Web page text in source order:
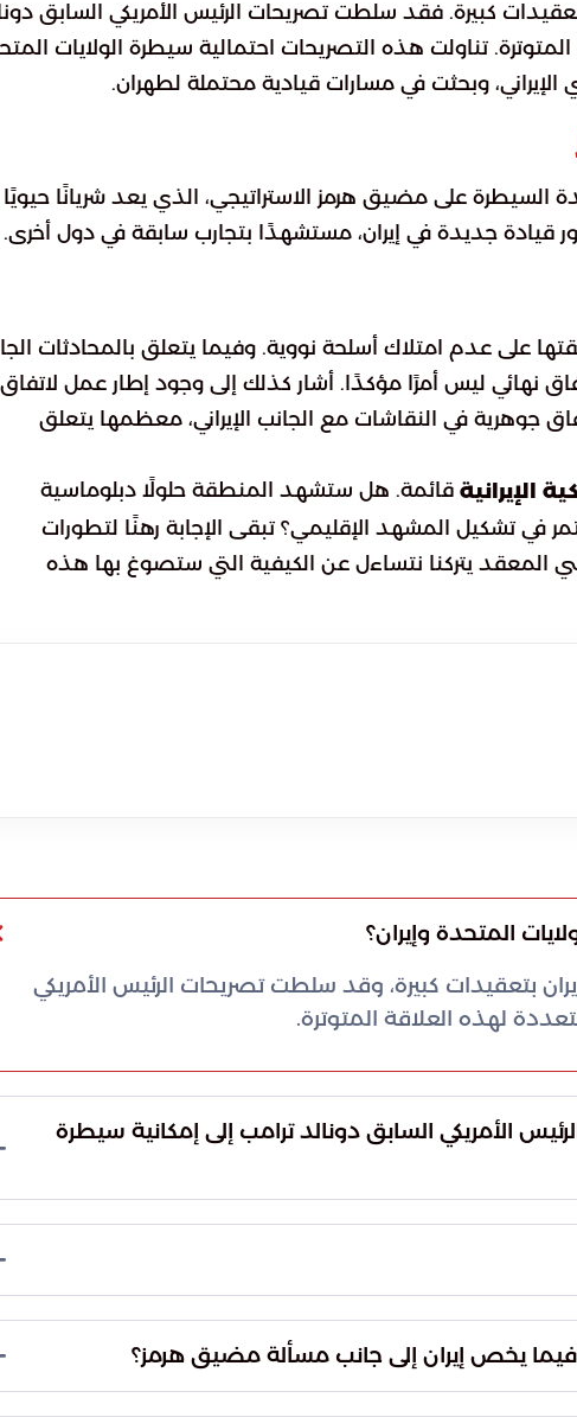
كبيرة. فقد سلطت تصريحات الرئيس الأمريكي السابق
تناولت هذه التصريحات احتمالية سيطرة الولايات
وبحثت في مسارات قيادية محتملة لطهران.
السيطرة على مضيق هرمز الاستراتيجي، الذي يعد شريانًا حيويًا
قيادة جديدة في إيران، مستشهدًا بتجارب سابقة في دول أخرى.
على عدم امتلاك أسلحة نووية. وفيما يتعلق بالمحادثات
نهائي ليس أمرًا مؤكدًا. أشار كذلك إلى وجود إطار عمل لاتفاق
جوهرية في النقاشات مع الجانب الإيراني، معظمها يتعلق
الإيرانية قائمة. هل ستشهد المنطقة حلولًا دبلوماسية
في تشكيل المشهد الإقليمي؟ تبقى الإجابة رهنًا لتطورات
المعقد يتركنا نتساءل عن الكيفية التي ستصوغ بها هذه
المتحدة وإيران؟
بتعقيدات كبيرة، وقد سلطت تصريحات الرئيس الأمريكي
لهذه العلاقة المتوترة.
الأمريكي السابق دونالد ترامب إلى إمكانية سيطرة
فيما يخص إيران إلى جانب مسألة مضيق هرمز؟